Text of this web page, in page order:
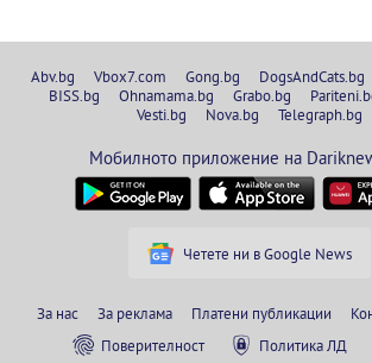
Abv.bg Vbox7.com Gong.bg DogsAndCats.bg
BISS.bg
Ohnamama.bg Grabo.bg
Vesti.bg
Nova.bg Telegraph.bg
Мобилното приложение на
Четете ни в Google News
За нас За реклама Платени публикации
Поверителност
Политика ЛД